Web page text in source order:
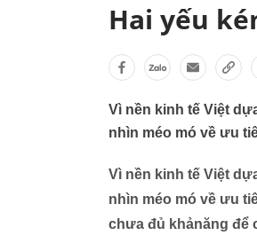
Hai yếu
Vì nền kinh tế Việt
nhìn méo mó về ưu
Vì nền kinh tế Việt
nhìn méo mó về ưu
chưa đủ khảnăng để